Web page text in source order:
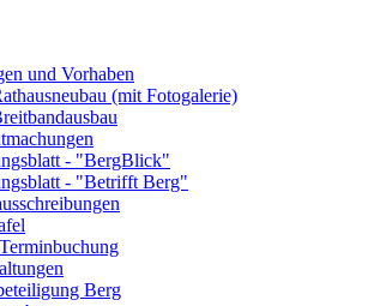
und Vorhaben
(mit Fotogalerie)
- "BergBlick"
- "Betrifft Berg"
Berg